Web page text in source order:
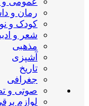
رمان و
کودک و
شعر و
مذهبی
آشپزی
تاریخ
جغرافی
صوتی و
لوازم